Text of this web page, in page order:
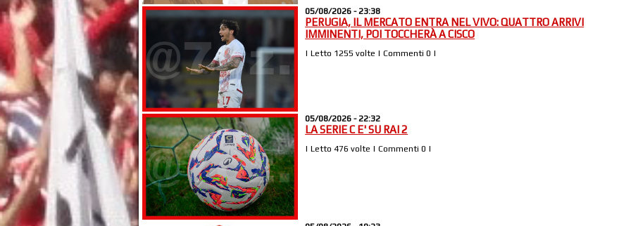
05/08/2026 - 23:38
PERUGIA, IL MERCATO ENTRA NEL VIVO: QUATTRO ARRIVI
IMMINENTI, POI TOCCHERÀ A CISCO
| Letto 1255 volte | Commenti 0 |
05/08/2026 - 22:32
LA SERIE C E' SU RAI 2
| Letto 476 volte | Commenti 0 |